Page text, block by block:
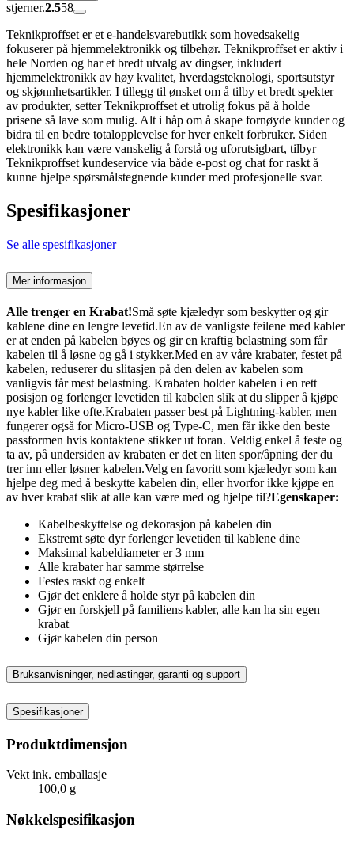
stjerner.2.558
Teknikproffset er et e-handelsvarebutikk som hovedsakelig
fokuserer på hjemmelektronikk og tilbehør. Teknikproffset er aktiv i
hele Norden og har et bredt utvalg av dingser, inkludert
hjemmelektronikk av høy kvalitet, hverdagsteknologi, sportsutstyr
og skjønnhetsartikler. I tillegg til ønsket om å tilby et bredt spekter
av produkter, setter Teknikproffset et utrolig fokus på å holde
prisene så lave som mulig. Alt i håp om å skape fornøyde kunder og
bidra til en bedre totalopplevelse for hver enkelt forbruker. Siden
elektronikk kan være vanskelig å forstå og uforutsigbart, tilbyr
Teknikproffset kundeservice via både e-post og chat for raskt å
kunne hjelpe spørsmålstegnende kunder med profesjonelle svar.
Spesifikasjoner
Se alle spesifikasjoner
Mer informasjon
Alle trenger en Krabat!Små søte kjæledyr som beskytter og gir
kablene dine en lengre levetid.En av de vanligste feilene med kabler
er at enden på kabelen bøyes og gir en kraftig belastning som får
kabelen til å løsne og gå i stykker.Med en av våre krabater, festet på
kabelen, reduserer du slitasjen på den delen av kabelen som
vanligvis får mest belastning. Krabaten holder kabelen i en rett
posisjon og forlenger levetiden til kabelen slik at du slipper å kjøpe
nye kabler like ofte.Krabaten passer best på Lightning-kabler, men
fungerer også for Micro-USB og Type-C, men får ikke den beste
passformen hvis kontaktene stikker ut foran. Veldig enkel å feste og
ta av, på undersiden av krabaten er det en liten spor/åpning der du
trer inn eller løsner kabelen.Velg en favoritt som kjæledyr som kan
hjelpe deg med å beskytte kabelen din, eller hvorfor ikke kjøpe en
av hver krabat slik at alle kan være med og hjelpe til?Egenskaper:
Kabelbeskyttelse og dekorasjon på kabelen din
Ekstremt søte dyr forlenger levetiden til kablene dine
Maksimal kabeldiameter er 3 mm
Alle krabater har samme størrelse
Festes raskt og enkelt
Gjør det enklere å holde styr på kabelen din
Gjør en forskjell på familiens kabler, alle kan ha sin egen
krabat
Gjør kabelen din person
Bruksanvisninger, nedlastinger, garanti og support
Spesifikasjoner
Produktdimensjon
Vekt ink. emballasje
100,0 g
Nøkkelspesifikasjon